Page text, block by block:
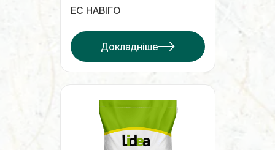
ЕС НАВІГО
Докладніше